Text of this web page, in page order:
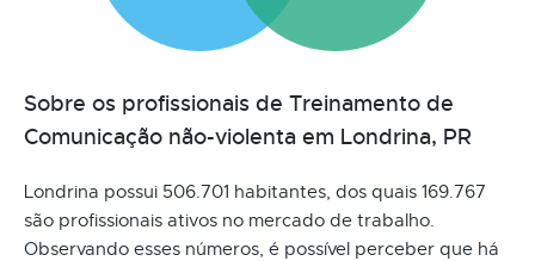
Sobre os profissionais de Treinamento de
Comunicação não-violenta em Londrina, PR
Londrina possui 506.701 habitantes, dos quais 169.767
são profissionais ativos no mercado de trabalho.
Observando esses números, é possível perceber que há